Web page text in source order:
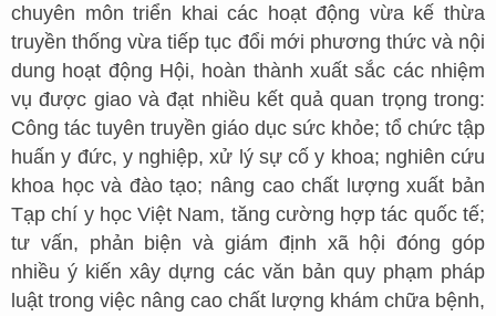
chuyên môn triển khai các hoạt động vừa kế thừa
truyền thống vừa tiếp tục đổi mới phương thức và nội
dung hoạt động Hội, hoàn thành xuất sắc các nhiệm
vụ được giao và đạt nhiều kết quả quan trọng trong:
Công tác tuyên truyền giáo dục sức khỏe; tổ chức tập
huấn y đức, y nghiệp, xử lý sự cố y khoa; nghiên cứu
khoa học và đào tạo; nâng cao chất lượng xuất bản
Tạp chí y học Việt Nam, tăng cường hợp tác quốc tế;
tư vấn, phản biện và giám định xã hội đóng góp
nhiều ý kiến xây dựng các văn bản quy phạm pháp
luật trong việc nâng cao chất lượng khám chữa bệnh,